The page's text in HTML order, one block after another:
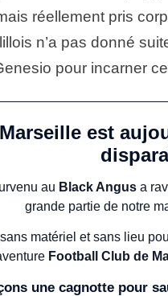
réellement pris
n’a pas donné
pour incarner
est
au Black Angus a
grande partie de notre
matériel et sans lieu
Football Club de
une cagnotte pour